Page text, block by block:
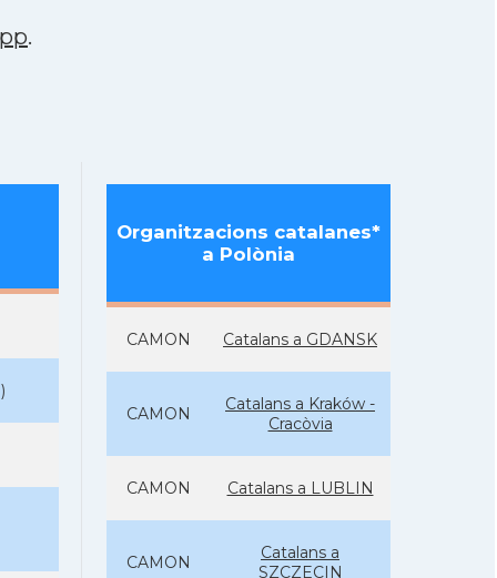
.
)
Organitzacions catalanes*
a Polònia
CAMON Catalans a GDANSK
CAMON
Catalans a Kraków -
Cracòvia
CAMON Catalans a LUBLIN
CAMON
Catalans a
SZCZECIN